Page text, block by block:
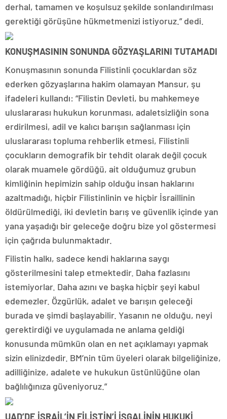
derhal, tamamen ve koşulsuz şekilde sonlandırılması
gerektiği görüşüne hükmetmenizi istiyoruz.” dedi.
KONUŞMASININ SONUNDA GÖZYAŞLARINI TUTAMADI
Konuşmasının sonunda Filistinli çocuklardan söz
ederken gözyaşlarına hakim olamayan Mansur, şu
ifadeleri kullandı: “Filistin Devleti, bu mahkemeye
uluslararası hukukun korunması, adaletsizliğin sona
erdirilmesi, adil ve kalıcı barışın sağlanması için
uluslararası topluma rehberlik etmesi, Filistinli
çocukların demografik bir tehdit olarak değil çocuk
olarak muamele gördüğü, ait olduğumuz grubun
kimliğinin hepimizin sahip olduğu insan haklarını
azaltmadığı, hiçbir Filistinlinin ve hiçbir İsraillinin
öldürülmediği, iki devletin barış ve güvenlik içinde yan
yana yaşadığı bir geleceğe doğru bize yol göstermesi
için çağrıda bulunmaktadır.
Filistin halkı, sadece kendi haklarına saygı
gösterilmesini talep etmektedir. Daha fazlasını
istemiyorlar. Daha azını ve başka hiçbir şeyi kabul
edemezler. Özgürlük, adalet ve barışın geleceği
burada ve şimdi başlayabilir. Yasanın ne olduğu, neyi
gerektirdiği ve uygulamada ne anlama geldiği
konusunda mümkün olan en net açıklamayı yapmak
sizin elinizdedir. BM’nin tüm üyeleri olarak bilgeliğinize,
adilliğinize, adalete ve hukukun üstünlüğüne olan
bağlılığınıza güveniyoruz.”
UAD’DE İSRAİL’İN FİLİSTİN’İ İŞGALİNİN HUKUKİ